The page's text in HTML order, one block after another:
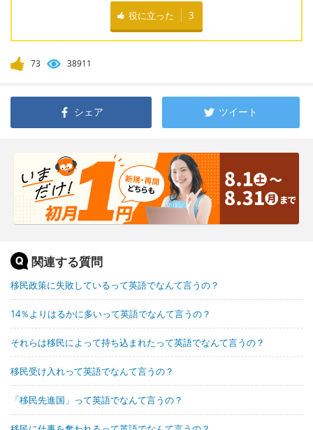
役に立った 3
73 38911
シェア ツイート
関連する質問
移民政策に失敗しているって英語でなんて言うの？
14％よりはるかに多いって英語でなんて言うの？
それらは移民によって持ち込まれたって英語でなんて言うの？
移民受け入れって英語でなんて言うの？
「移民先進国」って英語でなんて言うの？